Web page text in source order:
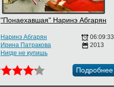
"Понаехавшая" Наринэ Абгарян
Наринэ Абгарян
Ирина Патракова
Нигде не купишь
06:09:33
2013
Подробнее